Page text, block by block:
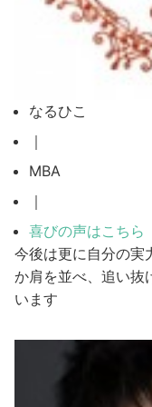
なるひこ
｜
MBA
｜
喜びの声はこちら
今後は更に自分の実
か肩を並べ、追い抜
います